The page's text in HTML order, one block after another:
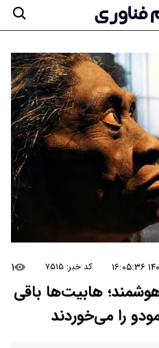
کد خبر: ۷۵۱۵ ۱
هابیت‌ها باقی
را می‌خوردند